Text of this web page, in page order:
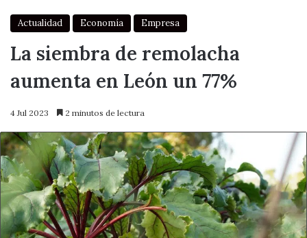
Actualidad Economía Empresa
La siembra de remolacha
aumenta en León un 77%
4 Jul 2023 2 minutos de lectura